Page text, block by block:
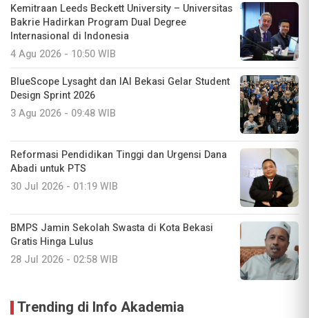
Kemitraan Leeds Beckett University – Universitas
Bakrie Hadirkan Program Dual Degree
Internasional di Indonesia
4 Agu 2026 - 10:50 WIB
BlueScope Lysaght dan IAI Bekasi Gelar Student
Design Sprint 2026
3 Agu 2026 - 09:48 WIB
Reformasi Pendidikan Tinggi dan Urgensi Dana
Abadi untuk PTS
30 Jul 2026 - 01:19 WIB
BMPS Jamin Sekolah Swasta di Kota Bekasi
Gratis Hinga Lulus
28 Jul 2026 - 02:58 WIB
Trending di Info Akademia